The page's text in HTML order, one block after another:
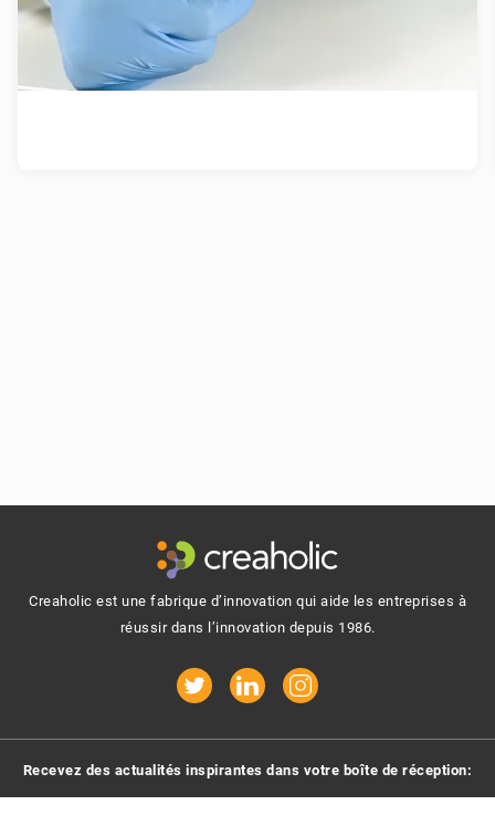
Révolution minimaliste pour une
précision chirurgicale
Creaholic est une fabrique d’innovation qui aide les entreprises à
réussir dans l’innovation depuis 1986.
Recevez des actualités inspirantes dans votre boîte de réception: